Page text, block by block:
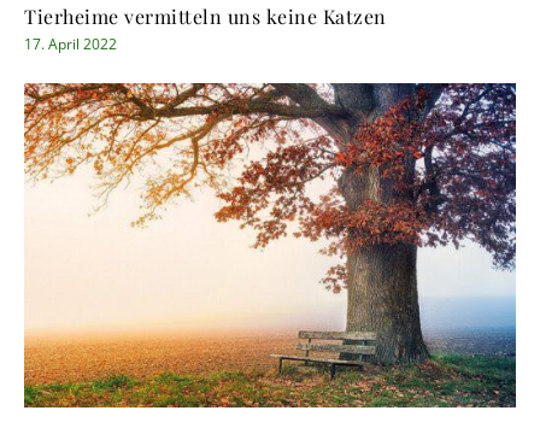
Tierheime vermitteln uns keine Katzen
17. April 2022